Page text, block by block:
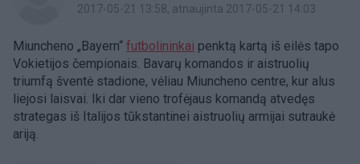
2017-05-21 13:58, atnaujinta 2017-05-21 14:03
Miuncheno „Bayern“ futbolininkai penktą kartą iš eilės tapo
Vokietijos čempionais. Bavarų komandos ir aistruolių
triumfą šventė stadione, vėliau Miuncheno centre, kur alus
liejosi laisvai. Iki dar vieno trofėjaus komandą atvedęs
strategas iš Italijos tūkstantinei aistruolių armijai sutraukė
ariją.